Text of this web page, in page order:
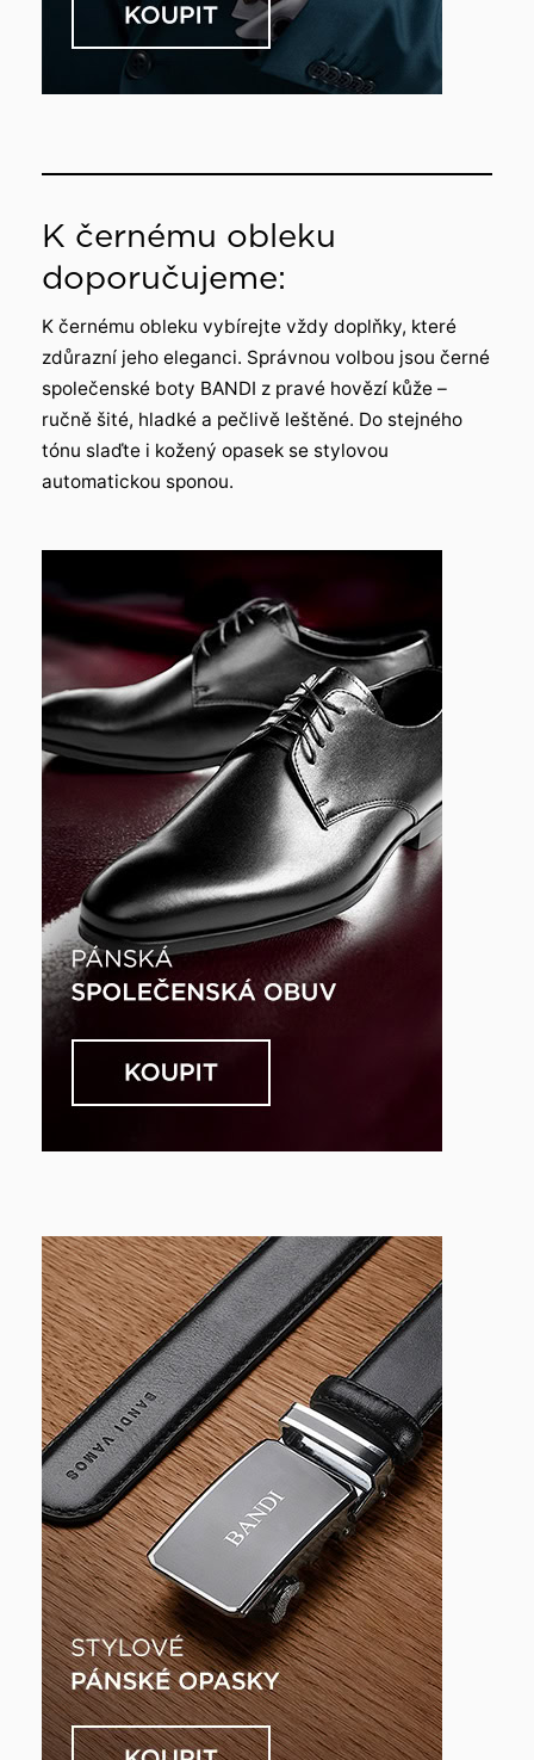
K černému obleku
doporučujeme:
K černému obleku vybírejte vždy doplňky, které
zdůrazní jeho eleganci. Správnou volbou jsou černé
společenské boty BANDI z pravé hovězí kůže –
ručně šité, hladké a pečlivě leštěné. Do stejného
tónu slaďte i kožený opasek se stylovou
automatickou sponou.